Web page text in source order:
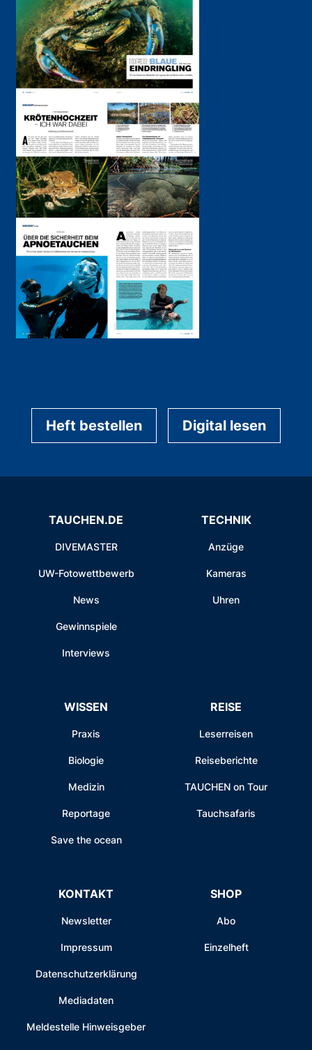
Heft bestellen Digital lesen
TAUCHEN.DE
DIVEMASTER
UW-Fotowettbewerb
News
Gewinnspiele
Interviews
TECHNIK
Anzüge
Kameras
Uhren
WISSEN
Praxis
Biologie
Medizin
Reportage
Save the ocean
REISE
Leserreisen
Reiseberichte
TAUCHEN on Tour
Tauchsafaris
KONTAKT
Newsletter
Impressum
Datenschutzerklärung
Mediadaten
Meldestelle Hinweisgeber
SHOP
Abo
Einzelheft